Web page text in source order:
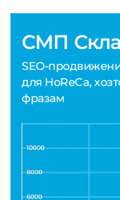
СМП
SEO-
для HoReCa,
фразам